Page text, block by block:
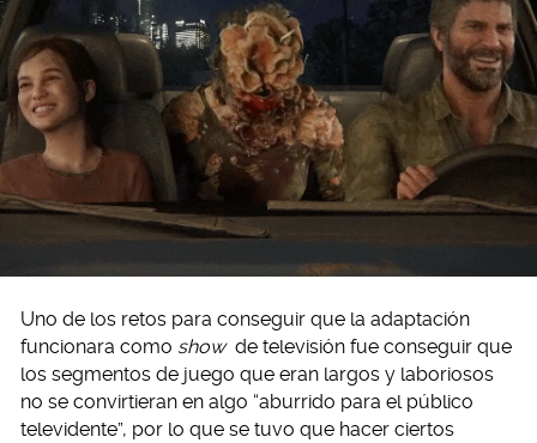
Uno de los retos para conseguir que la adaptación
funcionara como show de televisión fue conseguir que
los segmentos de juego que eran largos y laboriosos
no se convirtieran en algo “aburrido para el público
televidente”, por lo que se tuvo que hacer ciertos